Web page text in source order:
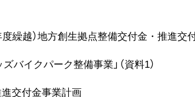
度繰越）地方創生拠点整備交付金・推進交
バイクパーク整備事業」（資料1）
進交付金事業計画